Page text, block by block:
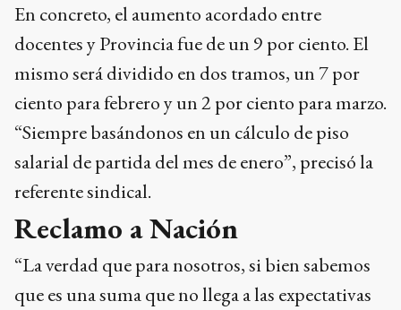
En concreto, el aumento acordado entre
docentes y Provincia fue de un 9 por ciento. El
mismo será dividido en dos tramos, un 7 por
ciento para febrero y un 2 por ciento para marzo.
“Siempre basándonos en un cálculo de piso
salarial de partida del mes de enero”, precisó la
referente sindical.
Reclamo a Nación
“La verdad que para nosotros, si bien sabemos
que es una suma que no llega a las expectativas